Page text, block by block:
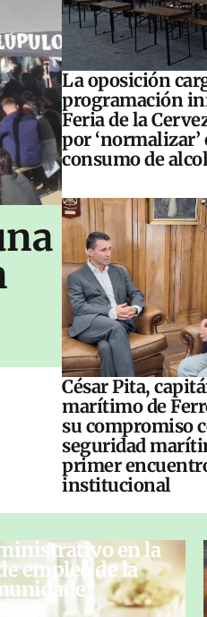
La oposición
programación
Feria de la
por ‘normalizar’
consumo de
César Pita,
marítimo de
su compromiso
seguridad
primer
institucional
en la
empleo de la